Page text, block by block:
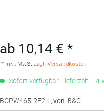
ab 10,14 € *
* inkl. MwSt.zzgl. Versandkosten
Sofort verfügbar, Lieferzeit 1-4
BCPW465-RE2-L , von: B&C